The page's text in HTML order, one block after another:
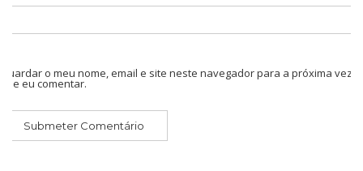
Guardar o meu nome, email e site neste navegador para a próxima vez
que eu comentar.